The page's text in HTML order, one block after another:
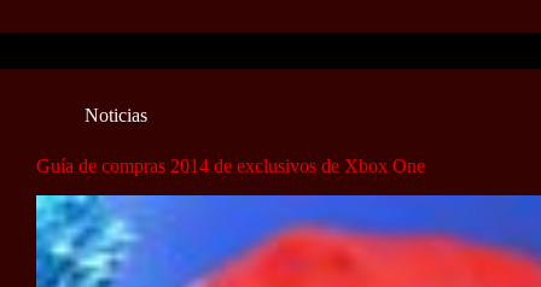
Noticias
Guía de compras 2014 de exclusivos de Xbox One